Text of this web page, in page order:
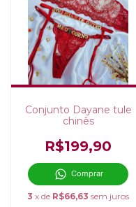
Conjunto Dayane tule
chinês
R$199,90
Comprar
3 x de R$66,63 sem juros